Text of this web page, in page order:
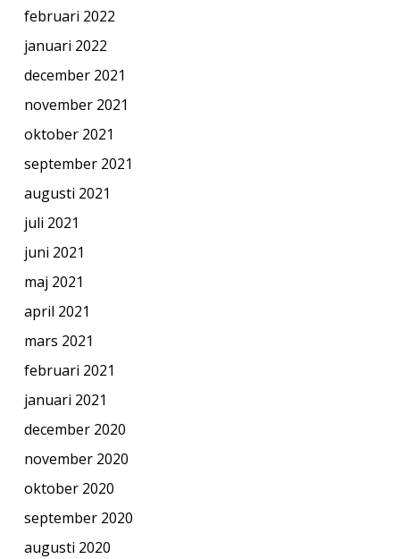
februari 2022
januari 2022
december 2021
november 2021
oktober 2021
september 2021
augusti 2021
juli 2021
juni 2021
maj 2021
april 2021
mars 2021
februari 2021
januari 2021
december 2020
november 2020
oktober 2020
september 2020
augusti 2020